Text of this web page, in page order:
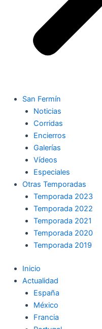
San Fermín
Noticias
Corridas
Encierros
Galerías
Vídeos
Especiales
Otras Temporadas
Temporada 2023
Temporada 2022
Temporada 2021
Temporada 2020
Temporada 2019
Inicio
Actualidad
España
México
Francia